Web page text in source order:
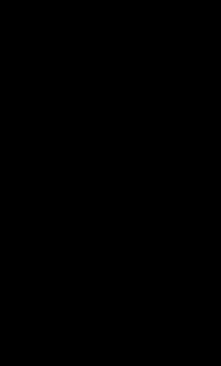
in der Zeit
beschlagnahmt oder
waren, aus den
zu holen. Im
um sie
Die Karteikarten
werden,
sodass
sind zu
Die
dem
zum Zeitpunkt der